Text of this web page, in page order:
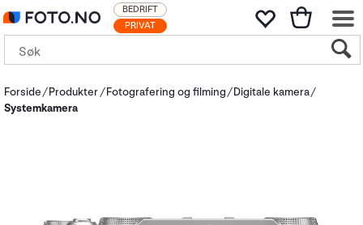
PRIVAT
BEDRIFT
Forside Produkter Fotografering og filming
Digitale kamera
Systemkamera